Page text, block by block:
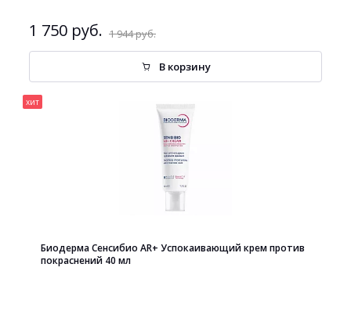
1 750 руб. 1 944 руб.
В корзину
хит
Биодерма Сенсибио AR+ Успокаивающий крем против
покраснений 40 мл